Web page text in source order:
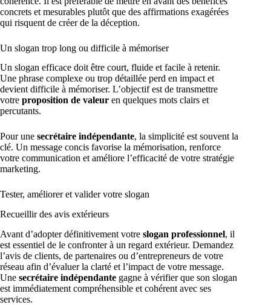
concrets et mesurables plutôt que des affirmations exagérées
qui risquent de créer de la déception.
Un slogan trop long ou difficile à mémoriser
Un slogan efficace doit être court, fluide et facile à retenir.
Une phrase complexe ou trop détaillée perd en impact et
devient difficile à mémoriser. L’objectif est de transmettre
votre proposition de valeur en quelques mots clairs et
percutants.
Pour une secrétaire indépendante, la simplicité est souvent la
clé. Un message concis favorise la mémorisation, renforce
votre communication et améliore l’efficacité de votre stratégie
marketing.
Tester, améliorer et valider votre slogan
Recueillir des avis extérieurs
Avant d’adopter définitivement votre slogan professionnel, il
est essentiel de le confronter à un regard extérieur. Demandez
l’avis de clients, de partenaires ou d’entrepreneurs de votre
réseau afin d’évaluer la clarté et l’impact de votre message.
Une secrétaire indépendante gagne à vérifier que son slogan
est immédiatement compréhensible et cohérent avec ses
services.